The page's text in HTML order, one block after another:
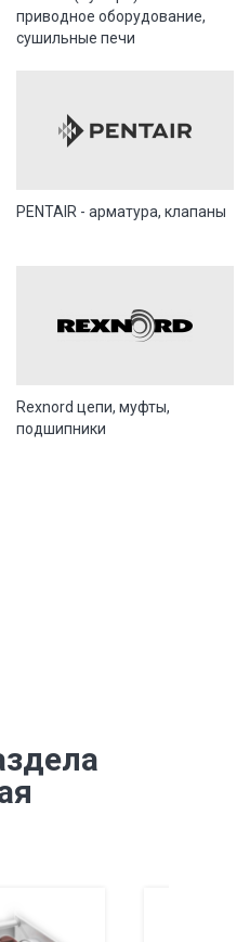
приводное оборудование,
сушильные печи
PENTAIR - арматура, клапаны
Rexnord цепи, муфты,
подшипники